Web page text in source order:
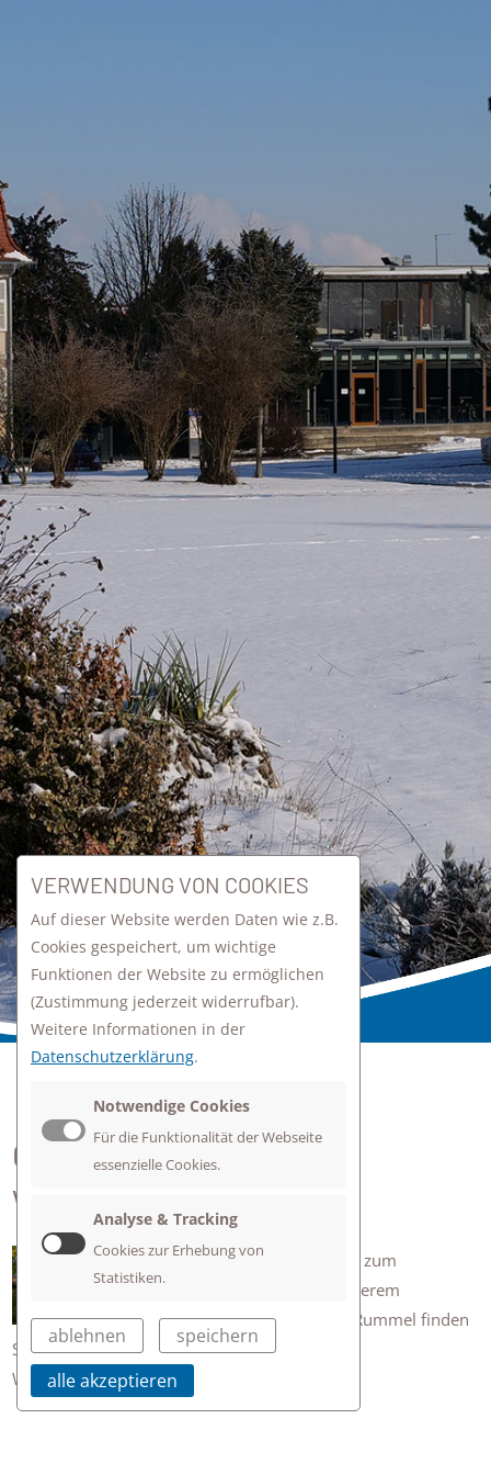
zurück zur Übersicht
GEDANKEN ZUM
WOCHENSCHLUSS
Die aktuellen Gedanken zum
Wochenschluss von unserem
Schulseelsorger Bernd Rummel finden
Sie
hier.
Wir wünschen allen ein schönes Wochenende!
VERWENDUNG VON COOKIES
Auf dieser Website werden Daten wie z.B.
Cookies gespeichert, um wichtige
Funktionen der Website zu ermöglichen
(Zustimmung jederzeit widerrufbar).
Weitere Informationen in der
Datenschutzerklärung.
Notwendige Cookies
Für die Funktionalität der Webseite
essenzielle Cookies.
Analyse & Tracking
Cookies zur Erhebung von
Statistiken.
ablehnen
speichern
alle akzeptieren